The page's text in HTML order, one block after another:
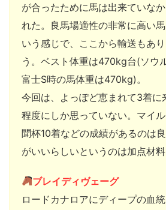
が合ったために馬は出来ていな
れた。良馬場適性の非常に高い
いう感じで、ここから輸送もあ
う。ベスト体重は470kg台(ソウ
富士S時の馬体重は470kg)。
今回は、よっぽど恵まれて3着に
程度にしか思っていない。マイ
聞杯10着などの成績があるのは
がいいらしいというのは加点材料
ブレイディヴェーグ
ロードカナロアにディープの血統